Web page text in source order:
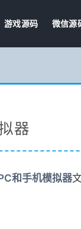
游戏源码 微信源
器
和手机模拟器